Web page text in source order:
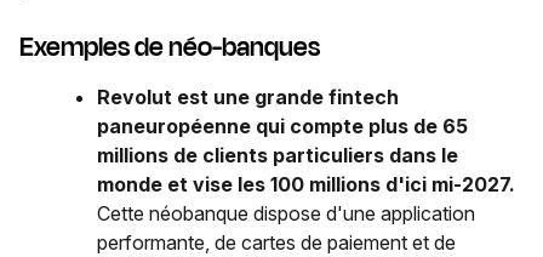
Exemples de néo-banques
Revolut est une grande fintech
paneuropéenne qui compte plus de 65
millions de clients particuliers dans le
monde et vise les 100 millions d'ici mi-2027.
Cette néobanque dispose d'une application
performante, de cartes de paiement et de